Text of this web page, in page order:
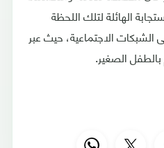
الهائلة لتلك اللحظة
الشبكات الاجتماعية، حيث عبر
الصغير.